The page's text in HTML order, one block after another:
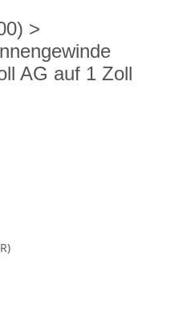
>
AG auf 1 Zoll